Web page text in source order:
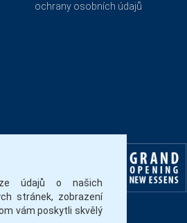
údajů o našich
stránek, zobrazení
vám poskytli skvělý
ochrany osobních údajů